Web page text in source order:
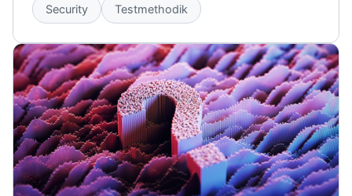
Security Testmethodik